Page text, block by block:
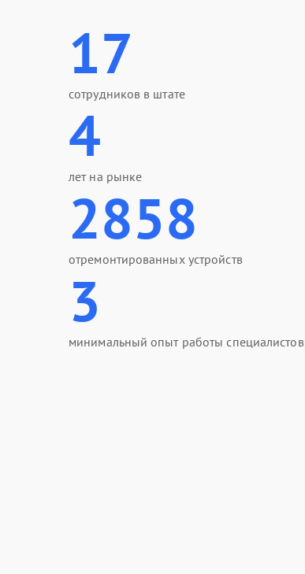
17
сотрудников в штате
4
лет на рынке
2858
отремонтированных устройств
3
минимальный опыт работы специалистов